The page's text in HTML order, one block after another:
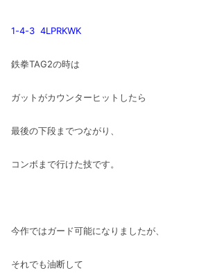
1-4-3 4LPRKWK
鉄拳TAG2の時は
ガットがカウンターヒットしたら
最後の下段までつながり、
コンボまで行けた技です。
今作ではガード可能になりましたが、
それでも油断して